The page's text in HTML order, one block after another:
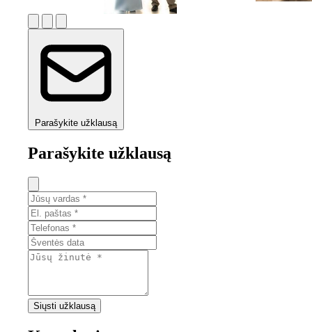
Parašykite užklausą
Parašykite užklausą
Siųsti užklausą